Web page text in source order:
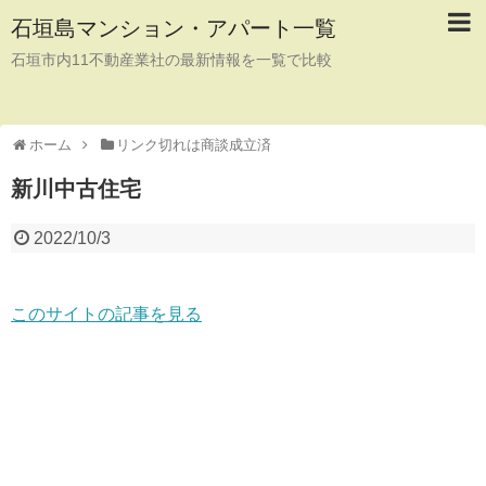
石垣島マンション・アパート一覧
石垣市内11不動産業社の最新情報を一覧で比較
ホーム リンク切れは商談成立済
新川中古住宅
2022/10/3
このサイトの記事を見る